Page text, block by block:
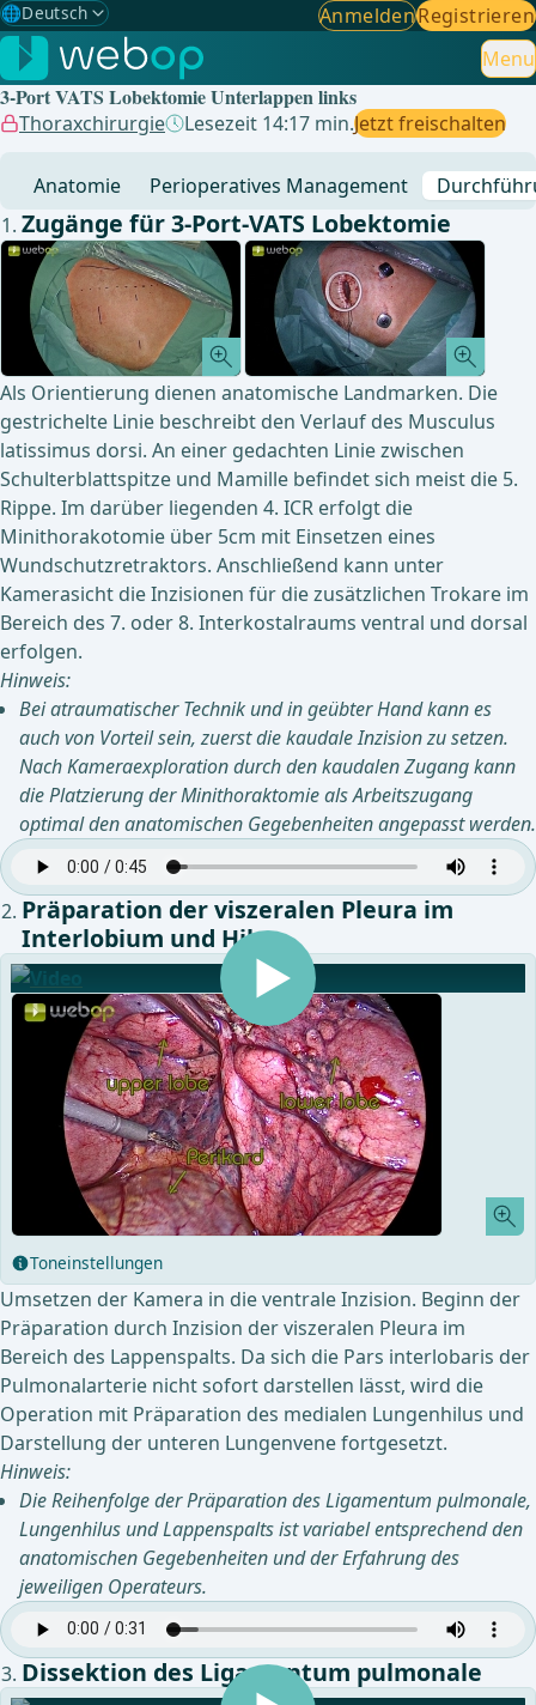
🌐Deutsch
Gewählte Sprache: Deutsch
🇩🇪 Deutsch ✓
🇬🇧English
🇧🇷 Brasilianisch
AnmeldenRegistrieren
Menu
3-Port VATS Lobektomie Unterlappen links
Thoraxchirurgie Lesezeit 14:17 min.Jetzt freischalten
Anatomie Perioperatives Management
Zugänge für 3-Port-VATS Lobektomie
Als Orientierung dienen anatomische Landmarken. Die
gestrichelte Linie beschreibt den Verlauf des Musculus
latissimus dorsi. An einer gedachten Linie zwischen
Schulterblattspitze und Mamille befindet sich meist die 5.
Rippe. Im darüber liegenden 4. ICR erfolgt die
Minithorakotomie über 5cm mit Einsetzen eines
Wundschutzretraktors. Anschließend kann unter
Kamerasicht die Inzisionen für die zusätzlichen Trokare im
Bereich des 7. oder 8. Interkostalraums ventral und dorsal
erfolgen.
Hinweis:
Bei atraumatischer Technik und in geübter Hand kann es
auch von Vorteil sein, zuerst die kaudale Inzision zu setzen.
Nach Kameraexploration durch den kaudalen Zugang kann
die Platzierung der Minithoraktomie als Arbeitszugang
optimal den anatomischen Gegebenheiten angepasst werden.
Präparation der viszeralen Pleura im
Interlobium und Hilus
Toneinstellungen
Umsetzen der Kamera in die ventrale Inzision. Beginn der
Präparation durch Inzision der viszeralen Pleura im
Bereich des Lappenspalts. Da sich die Pars interlobaris der
Pulmonalarterie nicht sofort darstellen lässt, wird die
Operation mit Präparation des medialen Lungenhilus und
Darstellung der unteren Lungenvene fortgesetzt.
Hinweis:
Die Reihenfolge der Präparation des Ligamentum pulmonale,
Lungenhilus und Lappenspalts ist variabel entsprechend den
anatomischen Gegebenheiten und der Erfahrung des
jeweiligen Operateurs.
Dissektion des Ligamentum pulmonale